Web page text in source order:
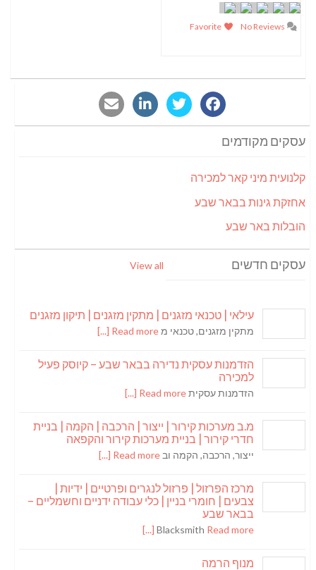
עסקים מקודמים
קלנועית מיני קאר למכירה
אחזקת גינות בבאר שבע
הובלות באר שבע
עסקים חדשים View all
עילאי | טכנאי מזגנים | מתקין מזגנים | תיקון מזגנים
מתקין מזגנים, טכנאי מRead more [...]
הזדמנות עסקית נדירה בבאר שבע – קיוסק פעיל
למכירה
הזדמנות עסקיתRead more [...]
מ.ב מערכות קירור | ייצור | הרכבה | הקמה | בניית
חדרי קירור | בניית מערכות קירור והקפאה
ייצור, הרכבה, הקמה וב Read more [...]
מרכז הפרזול | פרזול לנגרים ופרטיים | ידיות |
צבעים | חומרי בניין | כלי עבודה ידניים וחשמליים –
בבאר שבע
Blacksmith Read more [...]
מנוף הרמה